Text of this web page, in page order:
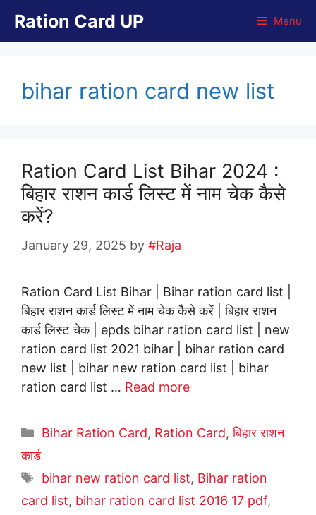
content
Ration Card UP Menu
bihar ration card new list
Ration Card List Bihar 2024 :
बिहार राशन कार्ड लिस्ट में नाम चेक कैसे
करें?
January 29, 2025 by #Raja
Ration Card List Bihar | Bihar ration card list |
बिहार राशन कार्ड लिस्ट में नाम चेक कैसे करें | बिहार राशन
कार्ड लिस्ट चेक | epds bihar ration card list | new
ration card list 2021 bihar | bihar ration card
new list | bihar new ration card list | bihar
ration card list … Read more
Categories
Bihar Ration Card, Ration Card,बिहार राशन
कार्ड
Tags
bihar new ration card list, Bihar ration
card list, bihar ration card list 2016 17 pdf,